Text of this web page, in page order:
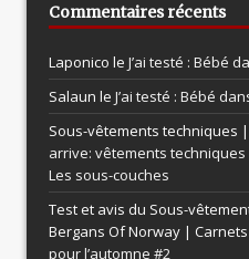
Commentaires récents
Laponico le J’ai testé : Bébé
Salaun le J’ai testé : Bébé
Sous-vêtements techniques
arrive: vêtements
Les sous-couches
Test et avis du Sous-
Bergans Of Norway |
pour l’automne #2